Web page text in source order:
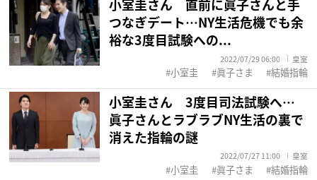
小室圭さん 直前に眞子さんと手
つなぎデート…NY生活危機でも余
裕な3度目試験への...
2022/07/29 06:00 皇室
小室圭 眞子さま 結婚指輪
小室圭さん 3度目司法試験へ…
眞子さんとラブラブNY生活の裏で
消えた指輪の謎
2022/07/27 11:00 皇室
小室圭 眞子さま 結婚指輪